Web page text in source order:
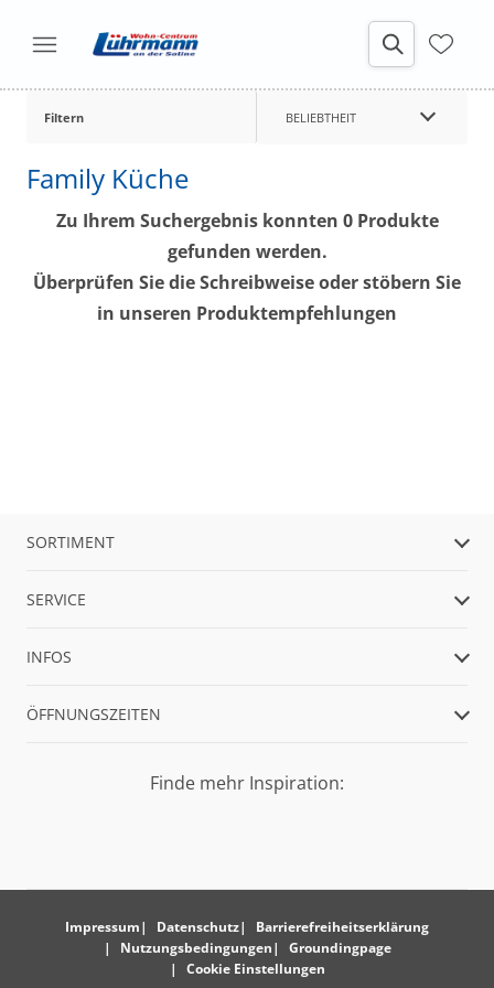
Filtern BELIEBTHEIT
Family Küche
Zu Ihrem Suchergebnis konnten 0 Produkte
gefunden werden.
Überprüfen Sie die Schreibweise oder stöbern Sie
in unseren Produktempfehlungen
SORTIMENT
SERVICE
INFOS
ÖFFNUNGSZEITEN
Finde mehr Inspiration:
Impressum Datenschutz
Barrierefreiheitserklärung
Nutzungsbedingungen
Groundingpage
Cookie Einstellungen